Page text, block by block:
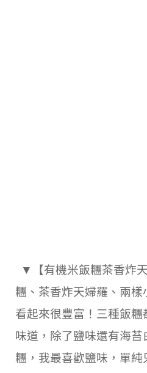
▼【有機米飯糰茶香炸
糰、茶香炸天婦羅、兩
看起來很豐富！三種飯
味道，除了鹽味還有海
糰，我最喜歡鹽味，單純